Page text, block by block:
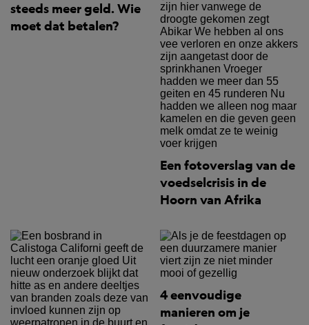
steeds meer geld. Wie
moet dat betalen?
Een fotoverslag van de
voedselcrisis in de
Hoorn van Afrika
4 eenvoudige
manieren om je